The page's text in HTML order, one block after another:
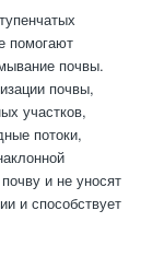
помогают
почвы.
почвы,
участков,
потоки,
и не уносят
и способствует